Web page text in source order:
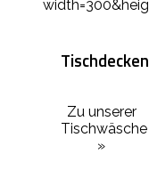
Tischdecken
Zu unserer
Tischwäsche
»